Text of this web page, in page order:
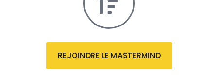
REJOINDRE LE MASTERMIND